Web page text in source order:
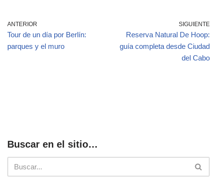
ANTERIOR
Tour de un día por Berlín:
parques y el muro
SIGUIENTE
Reserva Natural De Hoop:
guía completa desde Ciudad
del Cabo
Buscar en el sitio…